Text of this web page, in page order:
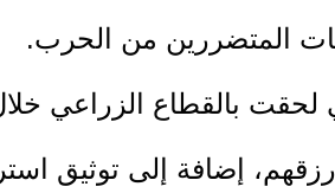
المتضررين من الحرب.
بالقطاع الزراعي
إضافة إلى توثيق